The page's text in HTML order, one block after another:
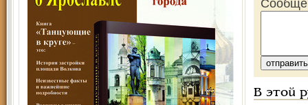
В этой